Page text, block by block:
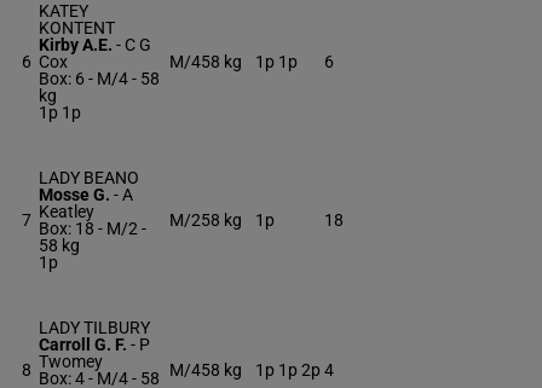
6
KATEY
KONTENT
Kirby A.E. - C G
Cox
Box: 6 - M/4 - 58
kg
1p 1p
M/458 kg 1p 1p 6
7
LADY BEANO
Mosse G. -A
Keatley
Box: 18 - M/2 -
58 kg
1p
M/258 kg 1p 18
8
LADY TILBURY
Carroll G. F. - P
Twomey
Box: 4 - M/4 - 58
M/458 kg 1p 1p 2p 4